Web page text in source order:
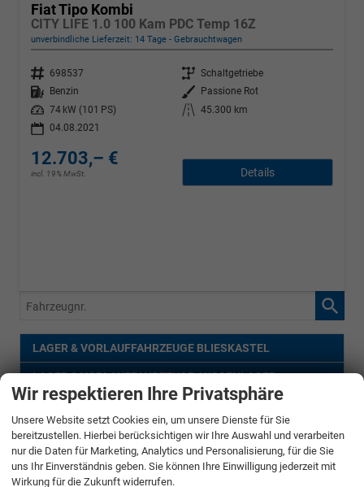
Fiat Tipo Kombi
CITY LIFE 1.0 100 Kam PDC Temp 16Z
unverbindliche Lieferzeit: 14 Tage Gebrauchtwagen
Fahrzeugnr. 698537 Getriebe Schaltgetriebe
Kraftstoff
Benzin Außenfarbe
Passione Rot
Leistung
74 kW (101 PS) Kilometerstand
45.300 km
04.08.2021
12.703,– €
incl. 19% MwSt. Details
Fahrzeugnr.
LAGER & VORLAUFFAHRZEUGE BLIESKASTEL
LAGER & VORLAUFFAHRZEUGE AUSSENLAGER
BESTELLFAHRZEUGE
GEBRAUCHTFAHRZEUGE AUSSENLAGER
Citroën
Wir respektieren Ihre Privatsphäre
Unsere Website setzt Cookies ein, um unsere Dienste für Sie
bereitzustellen. Hierbei berücksichtigen wir Ihre Auswahl und verarbeiten
nur die Daten für Marketing, Analytics und Personalisierung, für die Sie
uns Ihr Einverständnis geben. Sie können Ihre Einwilligung jederzeit mit
Wirkung für die Zukunft widerrufen.